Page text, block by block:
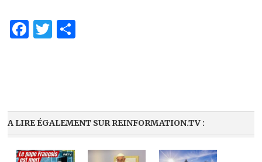
Facebook
Twitter
A LIRE ÉGALEMENT SUR REINFORMATION.TV :